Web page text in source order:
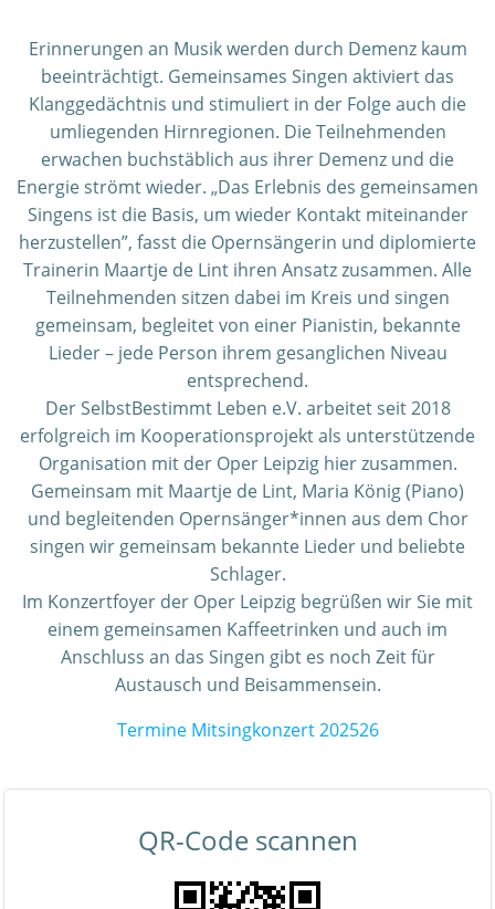
Erinnerungen an Musik werden durch Demenz kaum
beeinträchtigt. Gemeinsames Singen aktiviert das
Klanggedächtnis und stimuliert in der Folge auch die
umliegenden Hirnregionen. Die Teilnehmenden
erwachen buchstäblich aus ihrer Demenz und die
Energie strömt wieder. „Das Erlebnis des gemeinsamen
Singens ist die Basis, um wieder Kontakt miteinander
herzustellen”, fasst die Opernsängerin und diplomierte
Trainerin Maartje de Lint ihren Ansatz zusammen. Alle
Teilnehmenden sitzen dabei im Kreis und singen
gemeinsam, begleitet von einer Pianistin, bekannte
Lieder – jede Person ihrem gesanglichen Niveau
entsprechend.
Der SelbstBestimmt Leben e.V. arbeitet seit 2018
erfolgreich im Kooperationsprojekt als unterstützende
Organisation mit der Oper Leipzig hier zusammen.
Gemeinsam mit Maartje de Lint, Maria König (Piano)
und begleitenden Opernsänger*innen aus dem Chor
singen wir gemeinsam bekannte Lieder und beliebte
Schlager.
Im Konzertfoyer der Oper Leipzig begrüßen wir Sie mit
einem gemeinsamen Kaffeetrinken und auch im
Anschluss an das Singen gibt es noch Zeit für
Austausch und Beisammensein.
Termine Mitsingkonzert 202526
QR-Code scannen